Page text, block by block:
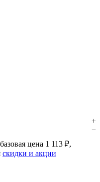
цена 1 113 ₽,
скидки и акции